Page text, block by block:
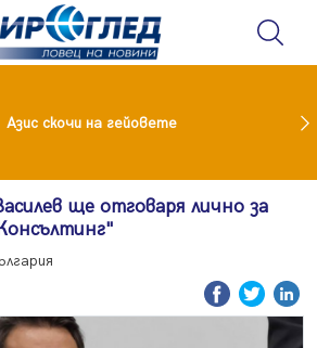
Азис скочи на гейовете
ще отговаря лично за